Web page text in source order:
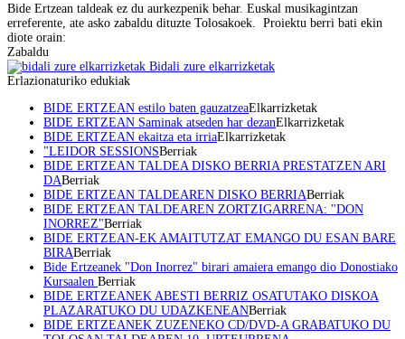
Bide Ertzean taldeak ez du aurkezpenik behar. Euskal musikagintzan
erreferente, ate asko zabaldu dituzte Tolosakoek. Proiektu berri bati ekin
diote orain:
Zabaldu
Bidali zure elkarrizketak
Erlazionaturiko edukiak
BIDE ERTZEAN estilo baten gauzatzeaElkarrizketak
BIDE ERTZEAN Saminak atseden har dezanElkarrizketak
BIDE ERTZEAN ekaitza eta irriaElkarrizketak
"LEIDOR SESSIONSBerriak
BIDE ERTZEAN TALDEA DISKO BERRIA PRESTATZEN ARI
DABerriak
BIDE ERTZEAN TALDEAREN DISKO BERRIABerriak
BIDE ERTZEAN TALDEAREN ZORTZIGARRENA: "DON
INORREZ"Berriak
BIDE ERTZEAN-EK AMAITUTZAT EMANGO DU ESAN BARE
BIRABerriak
Bide Ertzeanek "Don Inorrez" birari amaiera emango dio Donostiako
Kursaalen Berriak
BIDE ERTZEANEK ABESTI BERRIZ OSATUTAKO DISKOA
PLAZARATUKO DU UDAZKENEANBerriak
BIDE ERTZEANEK ZUZENEKO CD/DVD-A GRABATUKO DU